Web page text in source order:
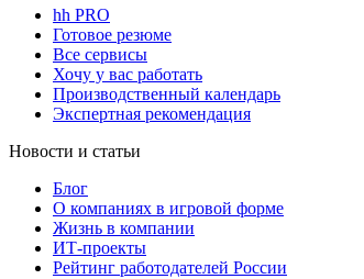
hh PRO
Готовое резюме
Все сервисы
Хочу у вас работать
Производственный календарь
Экспертная рекомендация
Новости и статьи
Блог
О компаниях в игровой форме
Жизнь в компании
ИТ-проекты
Рейтинг работодателей России